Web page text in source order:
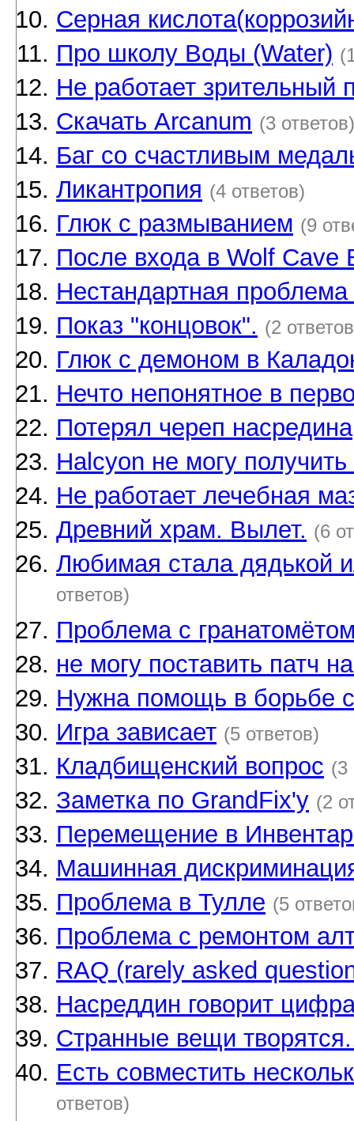
Серная
Про школу Воды (Water)
Не работает зрительный
Скачать Arcanum (3 ответов)
Баг со счастливым
Ликантропия (4 ответов)
Глюк с размыванием (9
После входа в Wolf Cave
Нестандартная проблема
Показ "концовок". (2
Глюк с демоном в
Нечто непонятное в
Потерял череп насредина
Halcyon не могу
Не работает лечебная
Древний храм. Вылет. (6
Любимая стала дядькой
ответов)
Проблема с
не могу поставить патч
Нужна помощь в борьбе
Игра зависает (5 ответов)
Кладбищенский вопрос (3
Заметка по GrandFix'у (2
Перемещение в
Машинная
Проблема в Тулле (5
Проблема с ремонтом
RAQ (rarely asked
Насреддин говорит
Странные вещи
Есть совместить
ответов)